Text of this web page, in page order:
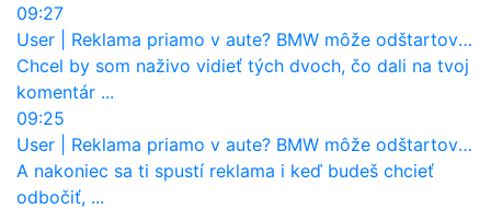
09:27
User
Reklama priamo v aute? BMW môže odštartovať nový trend
Chcel by som naživo vidieť tých dvoch, čo dali na tvoj
komentár ...
09:25
User
Reklama priamo v aute? BMW môže odštartovať nový trend
A nakoniec sa ti spustí reklama i keď budeš chcieť
odbočiť, ...